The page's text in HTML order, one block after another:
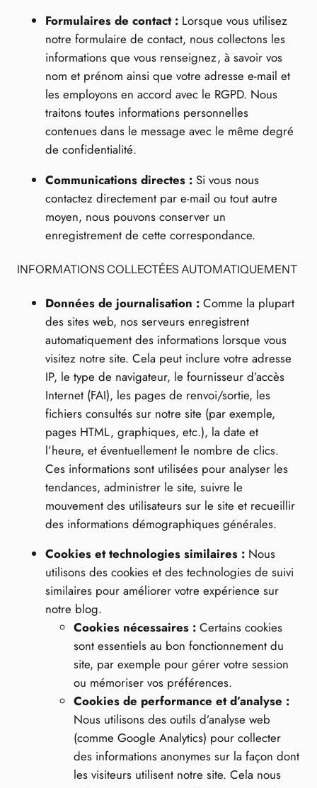
Formulaires de contact : Lorsque vous utilisez
notre formulaire de contact, nous collectons les
informations que vous renseignez, à savoir vos
nom et prénom ainsi que votre adresse e-mail et
les employons en accord avec le RGPD. Nous
traitons toutes informations personnelles
contenues dans le message avec le même degré
de confidentialité.
Communications directes : Si vous nous
contactez directement par e-mail ou tout autre
moyen, nous pouvons conserver un
enregistrement de cette correspondance.
INFORMATIONS COLLECTÉES AUTOMATIQUEMENT
Données de journalisation : Comme la plupart
des sites web, nos serveurs enregistrent
automatiquement des informations lorsque vous
visitez notre site. Cela peut inclure votre adresse
IP, le type de navigateur, le fournisseur d’accès
Internet (FAI), les pages de renvoi/sortie, les
fichiers consultés sur notre site (par exemple,
pages HTML, graphiques, etc.), la date et
l’heure, et éventuellement le nombre de clics.
Ces informations sont utilisées pour analyser les
tendances, administrer le site, suivre le
mouvement des utilisateurs sur le site et recueillir
des informations démographiques générales.
Cookies et technologies similaires : Nous
utilisons des cookies et des technologies de suivi
similaires pour améliorer votre expérience sur
notre blog.
Cookies nécessaires : Certains cookies
sont essentiels au bon fonctionnement du
site, par exemple pour gérer votre session
ou mémoriser vos préférences.
Cookies de performance et d’analyse :
Nous utilisons des outils d’analyse web
(comme Google Analytics) pour collecter
des informations anonymes sur la façon dont
les visiteurs utilisent notre site. Cela nous